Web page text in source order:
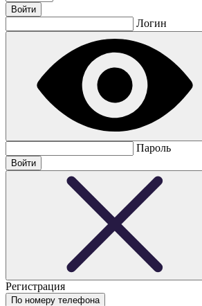
Логин
Пароль
Регистрация
По номеру телефона